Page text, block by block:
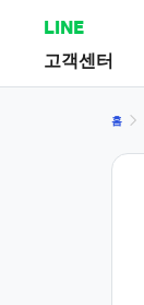
LINE
고객센터
홈